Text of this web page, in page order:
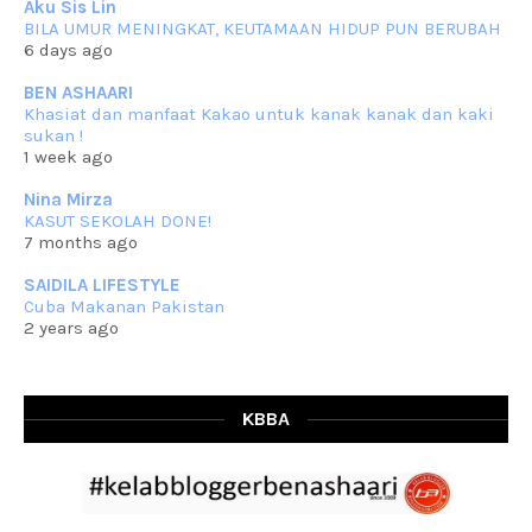
RESIPI KURMA AYAM MERAH
Assalammualaikum, salam semua. Hari ni 4 Zulhijjah 1444 Hijrah,
Jun 23 2023
RESIPI SAMBAL PARU
Assalammualaikum, salam sejahtera semua. Lama betul che mat tak
Jun 20 2023
RESIPI PISANG MUDA MASAK LEMAK
lemak ni che mat... read more
Mar 07 2023
RESIPI BAMIA KAMBING
Assalammualaikum, salam Ahad semua. Dah beberapa hari cuaca
asyik hujan saja di... read more
Aku Sis Lin
BILA UMUR MENINGKAT, KEUTAMAAN HIDUP PUN BERUBAH
6 days ago
BEN ASHAARI
Khasiat dan manfaat Kakao untuk kanak kanak dan kaki
sukan !
1 week ago
Nina Mirza
KASUT SEKOLAH DONE!
7 months ago
SAIDILA LIFESTYLE
Cuba Makanan Pakistan
2 years ago
KBBA